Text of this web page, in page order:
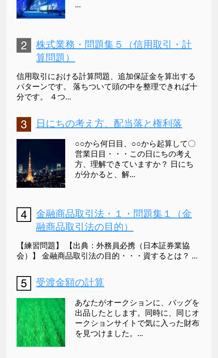
...
株式業務・問題集５（信用取引・計
算問題）
信用取引における計算問題、追加保証金を算出する
パターンです。 落ちついて頭の中を整理できれば十
分です。 ４つ...
日にちの考え方、配当落と権利落
○○から何日目、○○から起算して〇
営業日目・・・この日にちの考え
方、理解できていますか？ 日にち
が分かると、解...
金融商品取引法・１・問題集１（金
融商品取引法の目的）
【練習問題】 【出典：外務員必携（日本証券業協
会）】 金融商品取引法の目的・・・資するとは？ ...
受渡金額の計算
あなたがオークションに、バッグを
出品したとします。同時に、同じオ
ークションサイトで気に入った財布
を見つけました。...